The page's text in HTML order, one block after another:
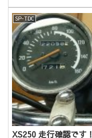
SP-TDC
XS250 走行確認です！